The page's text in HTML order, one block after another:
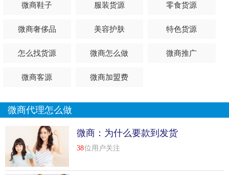
准确，就算你有几千个朋友，也跟零一样。
可以借助采集软件搜索关键词，采集数据。数据量会比较
商的客户？语音引流，这个主要用来开发微商代理。要有一
客户的目光。
多引流方式，但是因为引流效果好，操作起来相对比较困
难，没有技巧就找不到成功的客户。需要更多的技巧和方
法，这方面可以和我具体讨论。
微商鞋子 服装货源 零食货源
微商奢侈品 美容护肤 特色货源
怎么找货源 微商怎么做 微商推广
微商客源 微商加盟费
微商代理怎么做
微商：为什么要款到发货
38位用户关注